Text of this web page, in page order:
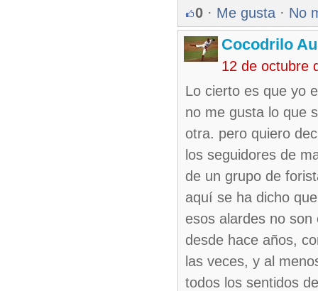
0 · Me gusta · No
Cocodrilo
12 de octubre
Lo cierto es que yo
no me gusta lo que
otra. pero quiero
los seguidores de
de un grupo de
aquí se ha dicho
esos alardes no
desde hace años,
las veces, y al
todos los sentidos